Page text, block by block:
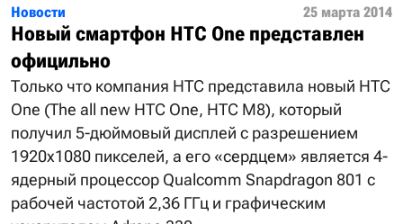
Новости 25 марта 2014
Новый смартфон HTC One представлен
официльно
Только что компания HTC представила новый HTC
One (The all new HTC One, HTC M8), который
получил 5-дюймовый дисплей с разрешением
1920х1080 пикселей, а его «сердцем» является 4-
ядерный процессор Qualcomm Snapdragon 801 с
рабочей частотой 2,36 ГГц и графическим